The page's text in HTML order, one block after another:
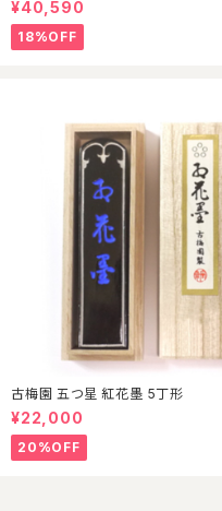
¥40,590
18%OFF
古梅園 五つ星 紅花墨 5丁形
¥22,000
20%OFF